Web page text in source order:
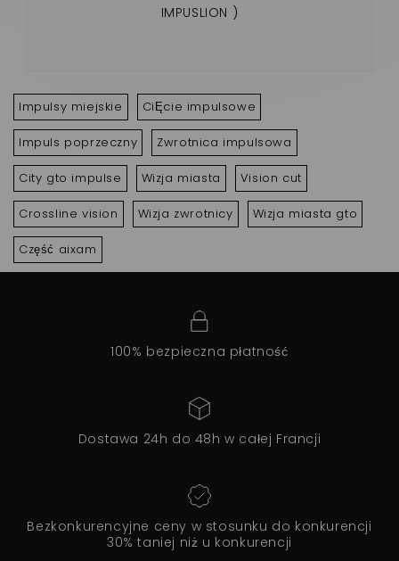
IMPUSLION )
Impulsy miejskie CiĘcie impulsowe
Impuls poprzeczny Zwrotnica impulsowa
City gto impulse Wizja miasta Vision cut
Crossline vision Wizja zwrotnicy Wizja miasta gto
Część aixam
100% bezpieczna płatność
Dostawa 24h do 48h w całej Francji
Bezkonkurencyjne ceny w stosunku do konkurencji
30% taniej niż u konkurencji